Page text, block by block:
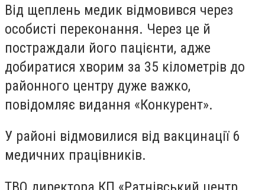
Від щеплень медик відмовився через
особисті переконання. Через це й
постраждали його пацієнти, адже
добиратися хворим за 35 кілометрів до
районного центру дуже важко,
повідомляє видання «Конкурент».
У районі відмовилися від вакцинації 6
медичних працівників.